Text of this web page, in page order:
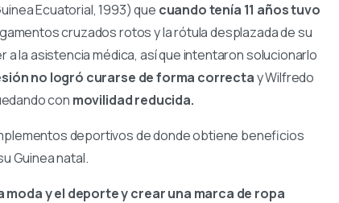
Ecuatorial, 1993) que cuando tenía 11 años tuvo
cruzados rotos y la rótula desplazada de su
la asistencia médica, así que intentaron solucionarlo
no logró curarse de forma correctay Wilfredo
con movilidad reducida.
deportivos de donde obtiene beneficios
Guinea natal.
y el deporte y crear una marca de ropa